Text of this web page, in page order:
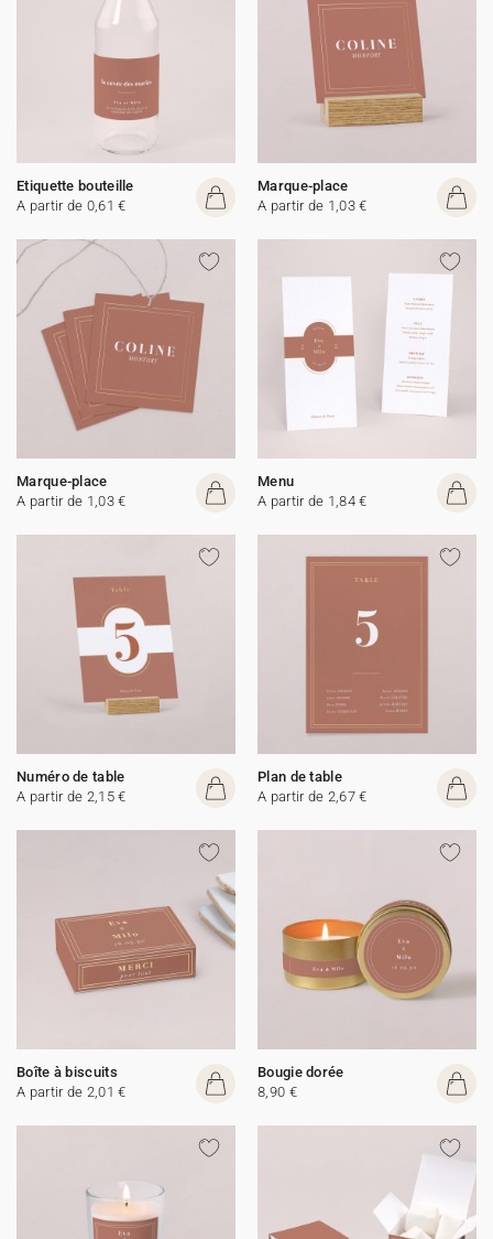
Etiquette bouteille
A partir de 0,61 €
Marque-place
A partir de 1,03 €
Marque-place
A partir de 1,03 €
Menu
A partir de 1,84 €
Numéro de table
A partir de 2,15 €
Plan de table
A partir de 2,67 €
Boîte à biscuits
A partir de 2,01 €
Bougie dorée
8,90 €